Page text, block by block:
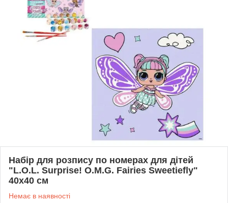
Набір для розпису по номерах для дітей
"L.O.L. Surprise! O.M.G. Fairies Sweetiefly"
40х40 см
Немає в наявності